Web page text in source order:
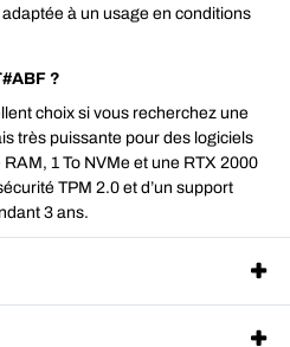
à un usage en conditions
?
choix si vous recherchez une
très puissante pour des logiciels
1 To NVMe et une RTX 2000
TPM 2.0 et d’un support
3 ans.